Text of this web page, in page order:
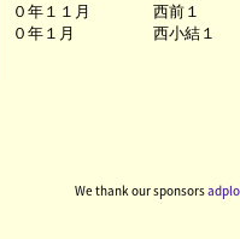
０年１１月　　　　西前１　
We thank our sponsors